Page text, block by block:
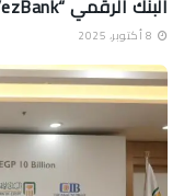
البنك الرقمي “ezBank”